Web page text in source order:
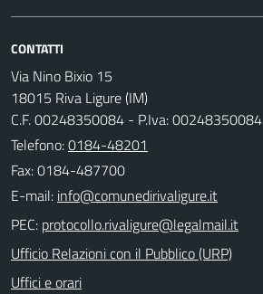
CONTATTI
Via Nino Bixio 15
18015 Riva Ligure (IM)
C.F. 00248350084 - P.Iva: 00248350084
Telefono:0184-48201
Fax: 0184-487700
E-mail:
PEC:
Ufficio Relazioni con il Pubblico (URP)
Uffici e orari